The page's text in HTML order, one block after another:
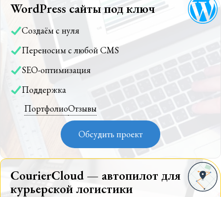
WordPress сайты под ключ
Создаём с нуля
Переносим с любой CMS
SEO-оптимизация
Поддержка
ПортфолиоОтзывы
Обсудить проект
CourierCloud — автопилот для
курьерской логистики